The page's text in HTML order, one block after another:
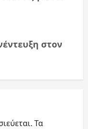
στον
Τα